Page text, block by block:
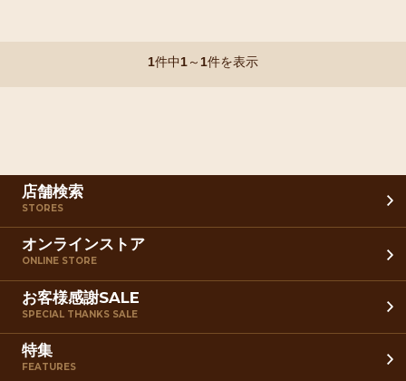
1件中1～1件を表示
店舗検索
STORES
オンラインストア
ONLINE STORE
お客様感謝SALE
SPECIAL THANKS SALE
特集
FEATURES